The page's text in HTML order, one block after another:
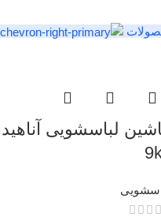
لباسشویی آناهید